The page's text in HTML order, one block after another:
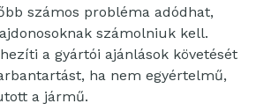
számos probléma adódhat,
számolniuk kell.
a gyártói ajánlások követését
ha nem egyértelmű,
a jármű.